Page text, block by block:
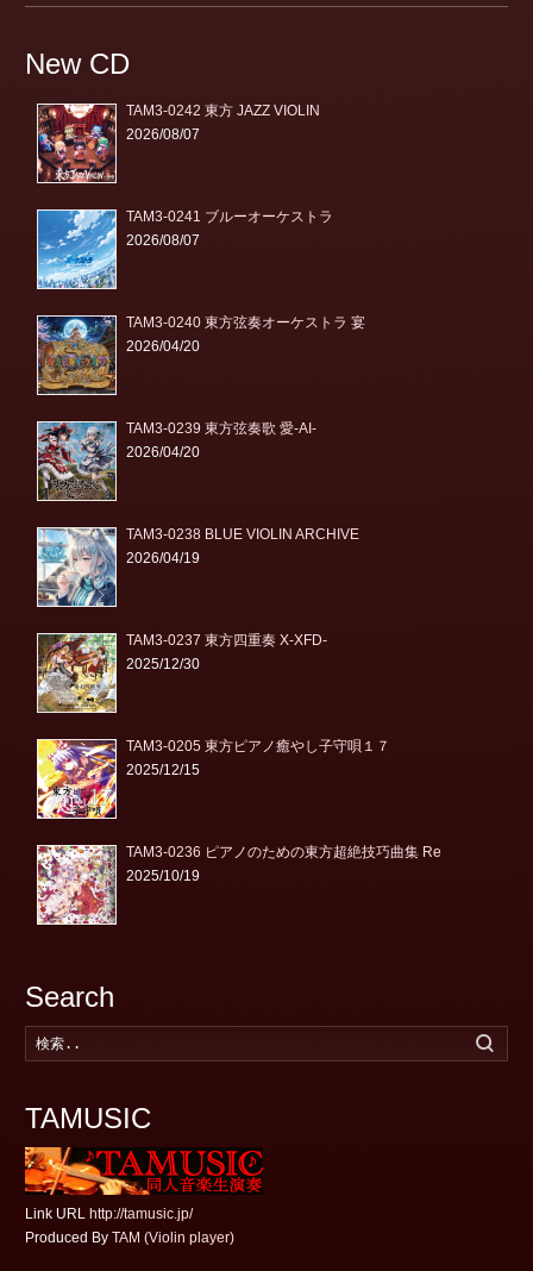
New CD
TAM3-0242 東方 JAZZ VIOLIN
2026/08/07
TAM3-0241 ブルーオーケストラ
2026/08/07
TAM3-0240 東方弦奏オーケストラ 宴
2026/04/20
TAM3-0239 東方弦奏歌 愛-AI-
2026/04/20
TAM3-0238 BLUE VIOLIN ARCHIVE
2026/04/19
TAM3-0237 東方四重奏 X-XFD-
2025/12/30
TAM3-0205 東方ピアノ癒やし子守唄１７
2025/12/15
TAM3-0236 ピアノのための東方超絶技巧曲集 Re
2025/10/19
Search
索
TAMUSIC
Link URL http://tamusic.jp/
Produced ByTAM (Violin player)